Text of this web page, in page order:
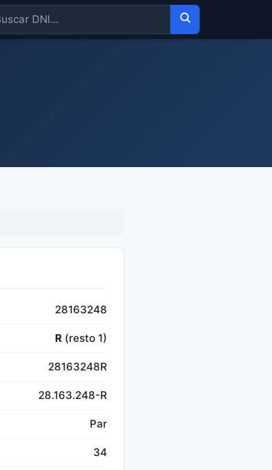
28163248
R (resto 1)
28163248R
28.163.248-R
Par
34